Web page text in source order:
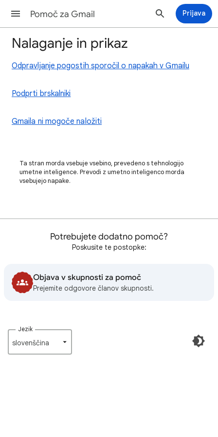
Pomoč za Gmail Prijava
Nalaganje in prikaz
Odpravljanje pogostih sporočil o napakah v Gmailu
Podprti brskalniki
Gmaila ni mogoče naložiti
Ta stran morda vsebuje vsebino, prevedeno s tehnologijo
umetne inteligence. Prevodi z umetno inteligenco morda
vsebujejo napake.
Potrebujete dodatno pomoč?
Poskusite te postopke:
Objava v skupnosti za pomoč
Prejemite odgovore članov skupnosti.
Jezik
slovenščina‎